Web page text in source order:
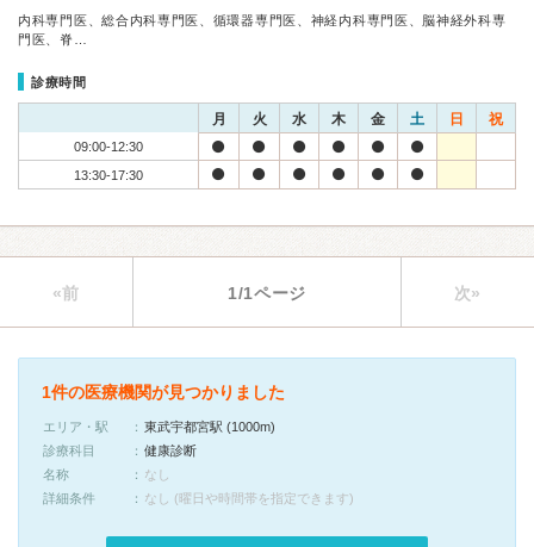
内科専門医、総合内科専門医、循環器専門医、神経内科専門医、脳神経外科専
門医、脊…
診療時間
月 火 水 木 金 土 日 祝
09:00-12:30
13:30-17:30
«前 1/1ページ 次»
1件の医療機関が見つかりました
エリア・駅
東武宇都宮駅 (1000m)
診療科目
健康診断
名称
なし
詳細条件
なし (曜日や時間帯を指定できます)